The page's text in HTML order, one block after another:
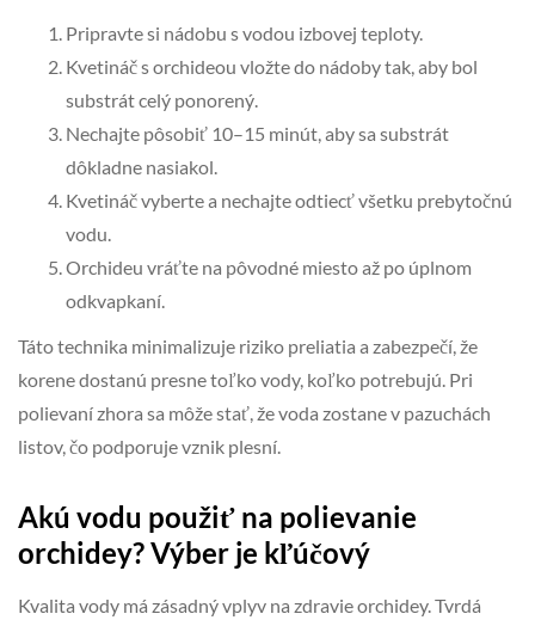
Pripravte si nádobu s vodou izbovej teploty.
Kvetináč s orchideou vložte do nádoby tak, aby bol
substrát celý ponorený.
Nechajte pôsobiť 10–15 minút, aby sa substrát
dôkladne nasiakol.
Kvetináč vyberte a nechajte odtiecť všetku prebytočnú
vodu.
Orchideu vráťte na pôvodné miesto až po úplnom
odkvapkaní.
Táto technika minimalizuje riziko preliatia a zabezpečí, že
korene dostanú presne toľko vody, koľko potrebujú. Pri
polievaní zhora sa môže stať, že voda zostane v pazuchách
listov, čo podporuje vznik plesní.
Akú vodu použiť na polievanie
orchidey? Výber je kľúčový
Kvalita vody má zásadný vplyv na zdravie orchidey. Tvrdá